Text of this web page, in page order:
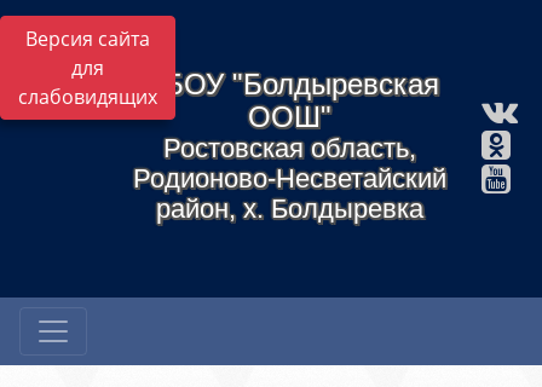
Версия сайта
для
слабовидящихМБОУ "Болдыревская
ООШ"
Ростовская область,
Родионово-Несветайский
район, х. Болдыревка